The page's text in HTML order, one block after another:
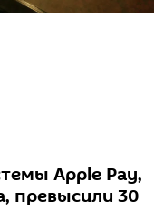
Apple Pay,
превысили 30